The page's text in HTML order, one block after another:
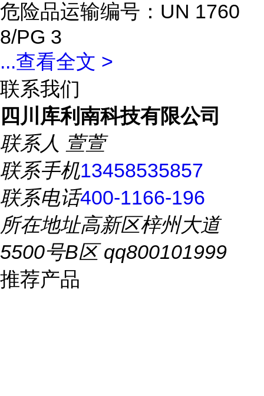
危险品运输编号：UN 1760
8/PG 3
...查看全文 >
联系我们
四川库利南科技有限公司
联系人 萱萱
联系手机13458535857
联系电话400-1166-196
所在地址高新区梓州大道
5500号B区 qq800101999
推荐产品